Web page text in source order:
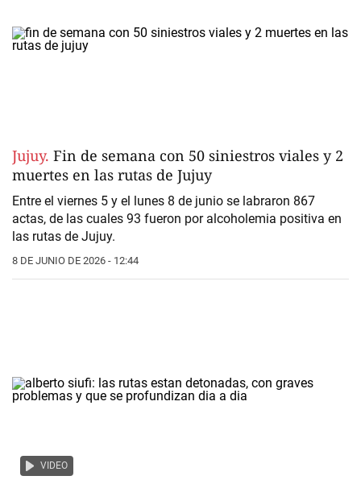
Jujuy. Fin de semana con 50 siniestros viales y 2
muertes en las rutas de Jujuy
Entre el viernes 5 y el lunes 8 de junio se labraron 867
actas, de las cuales 93 fueron por alcoholemia positiva en
las rutas de Jujuy.
8 DE JUNIO DE 2026 - 12:44
VIDEO